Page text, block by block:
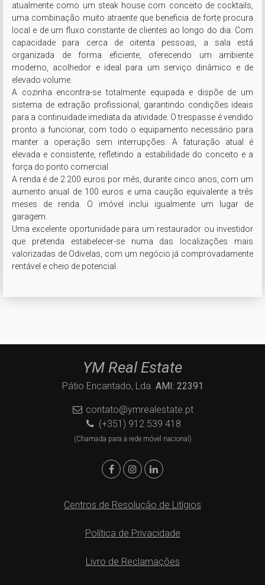
atualmente como um steak house com conceito de cocktails,
uma combinação muito atraente que beneficia de forte procura
local e de um fluxo constante de clientes ao longo do dia. Com
capacidade para cerca de oitenta pessoas, a sala está
organizada de forma eficiente, oferecendo um ambiente
moderno, acolhedor e ideal para um serviço dinâmico e de
elevado volume.
A cozinha encontra-se totalmente equipada e dispõe de um
sistema de extração profissional, garantindo condições ideais
para a continuidade imediata da atividade. O trespasse é vendido
pronto a funcionar, com todo o equipamento necessário para
manter a operação sem interrupções. A faturação atual é
elevada e consistente, refletindo a estabilidade do conceito e a
força do ponto comercial.
A renda é de 2 200 euros por mês, durante cinco anos, com um
aumento anual de 100 euros e uma caução equivalente a três
meses de renda. O imóvel inclui igualmente um lugar de
garagem.
Uma excelente oportunidade para um restaurador ou investidor
que pretenda estabelecer-se numa das localizações mais
valorizadas de Odivelas, com um negócio já comprovadamente
YM Real Estate
Pátio Encantado, Lda. AMI: 22391
contato@ymrealestate.pt
(+351) 912 539 418
(Chamada para a rede móvel nacional)
Centros de Resolução de Litígios
Política de Privacidade
Livro de Reclamações